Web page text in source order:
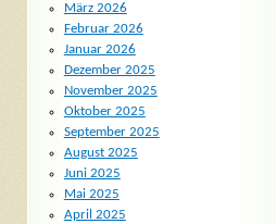
März 2026
Februar 2026
Januar 2026
Dezember 2025
November 2025
Oktober 2025
September 2025
August 2025
Juni 2025
Mai 2025
April 2025